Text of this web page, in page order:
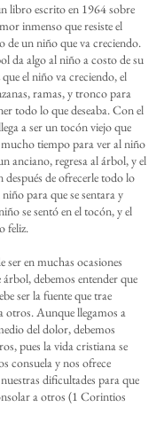
libro escrito en 1964 sobre
inmenso que resiste el
de un niño que va creciendo.
da algo al niño a costo de su
el niño va creciendo, el
ramas, y tronco para
todo lo que deseaba. Con el
a ser un tocón viejo que
tiempo para ver al niño
anciano, regresa al árbol, y el
de ofrecerle todo lo
para que se sentara y
se sentó en el tocón, y el
feliz.
ser en muchas ocasiones
debemos entender que
ser la fuente que trae
otros. Aunque llegamos a
del dolor, debemos
pues la vida cristiana se
consuela y nos ofrece
dificultades para que
a otros (1 Corintios